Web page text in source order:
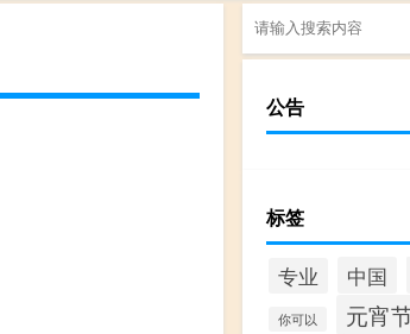
公告
标签
专业 中国
你可以 元宵